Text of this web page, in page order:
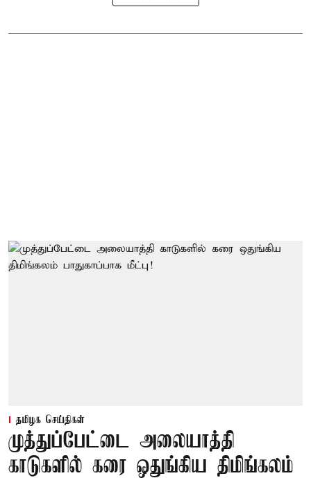
தமிழக செய்திகள்
முத்துப்பேட்டை அலையாத்தி
காடுகளில் கரை ஒதுங்கிய திமிங்கலம்